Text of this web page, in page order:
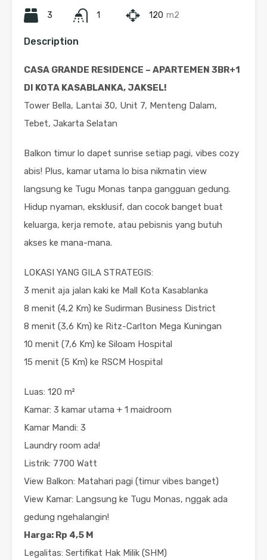
3 1 120 m2
Description
CASA GRANDE RESIDENCE – APARTEMEN 3BR+1
DI KOTA KASABLANKA, JAKSEL!
Tower Bella, Lantai 30, Unit 7, Menteng Dalam,
Tebet, Jakarta Selatan
Balkon timur lo dapet sunrise setiap pagi, vibes cozy
abis! Plus, kamar utama lo bisa nikmatin view
langsung ke Tugu Monas tanpa gangguan gedung.
Hidup nyaman, eksklusif, dan cocok banget buat
keluarga, kerja remote, atau pebisnis yang butuh
akses ke mana-mana.
LOKASI YANG GILA STRATEGIS:
3 menit aja jalan kaki ke Mall Kota Kasablanka
8 menit (4,2 Km) ke Sudirman Business District
8 menit (3,6 Km) ke Ritz-Carlton Mega Kuningan
10 menit (7,6 Km) ke Siloam Hospital
15 menit (5 Km) ke RSCM Hospital
Luas: 120 m²
Kamar: 3 kamar utama + 1 maidroom
Kamar Mandi: 3
Laundry room ada!
Listrik: 7700 Watt
View Balkon: Matahari pagi (timur vibes banget)
View Kamar: Langsung ke Tugu Monas, nggak ada
gedung ngehalangin!
Harga: Rp 4,5 M
Legalitas: Sertifikat Hak Milik (SHM)